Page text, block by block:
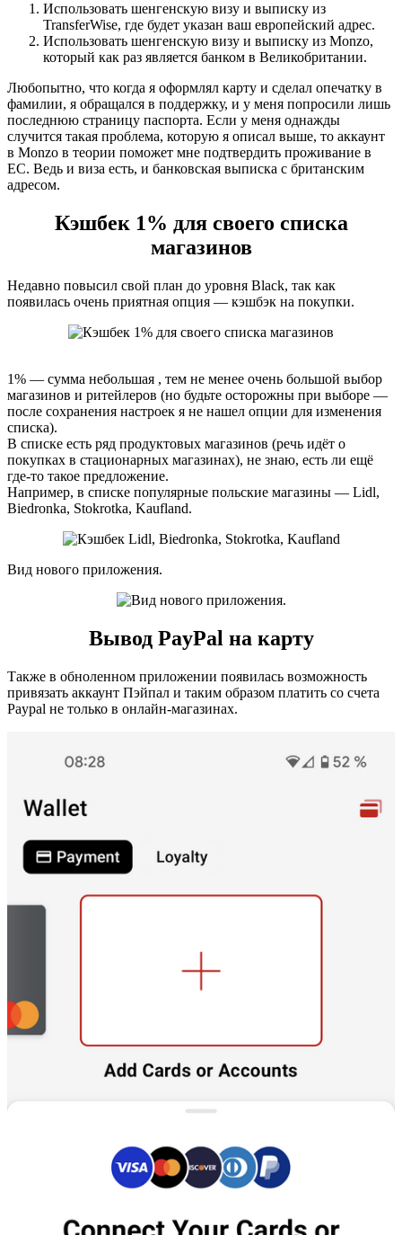
Использовать шенгенскую визу и выписку из
TransferWise, где будет указан ваш европейский адрес.
Использовать шенгенскую визу и выписку из Monzo,
который как раз является банком в Великобритании.
Любопытно, что когда я оформлял карту и сделал опечатку в
фамилии, я обращался в поддержку, и у меня попросили лишь
последнюю страницу паспорта. Если у меня однажды
случится такая проблема, которую я описал выше, то аккаунт
в Monzo в теории поможет мне подтвердить проживание в
ЕС. Ведь и виза есть, и банковская выписка с британским
адресом.
Кэшбек 1% для своего списка
магазинов
Недавно повысил свой план до уровня Black, так как
появилась очень приятная опция — кэшбэк на покупки.
1% — сумма небольшая , тем не менее очень большой выбор
магазинов и ритейлеров (но будьте осторожны при выборе —
после сохранения настроек я не нашел опции для изменения
списка).
В списке есть ряд продуктовых магазинов (речь идёт о
покупках в стационарных магазинах), не знаю, есть ли ещё
где-то такое предложение.
Например, в списке популярные польские магазины — Lidl,
Biedronka, Stokrotka, Kaufland.
Вид нового приложения.
Вывод PayPal на карту
Также в обноленном приложении появилась возможность
привязать аккаунт Пэйпал и таким образом платить со счета
Paypal не только в онлайн-магазинах.